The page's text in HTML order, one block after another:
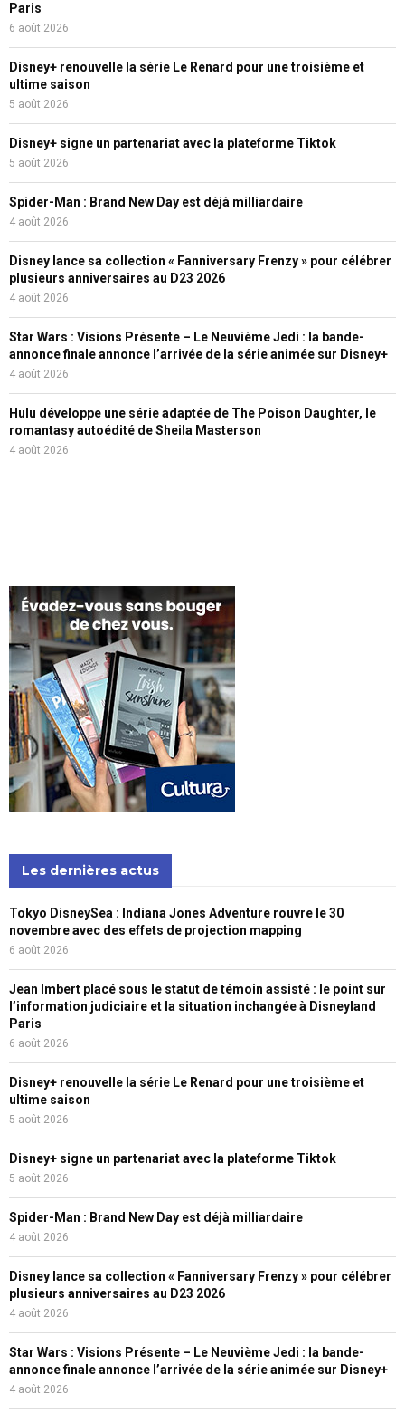
Paris
6 août 2026
Disney+ renouvelle la série Le Renard pour une troisième et
ultime saison
5 août 2026
Disney+ signe un partenariat avec la plateforme Tiktok
5 août 2026
Spider-Man : Brand New Day est déjà milliardaire
4 août 2026
Disney lance sa collection « Fanniversary Frenzy » pour célébrer
plusieurs anniversaires au D23 2026
4 août 2026
Star Wars : Visions Présente – Le Neuvième Jedi : la bande-
annonce finale annonce l’arrivée de la série animée sur Disney+
4 août 2026
Hulu développe une série adaptée de The Poison Daughter, le
romantasy autoédité de Sheila Masterson
4 août 2026
Les dernières actus
Tokyo DisneySea : Indiana Jones Adventure rouvre le 30
novembre avec des effets de projection mapping
6 août 2026
Jean Imbert placé sous le statut de témoin assisté : le point sur
l’information judiciaire et la situation inchangée à Disneyland
Paris
6 août 2026
Disney+ renouvelle la série Le Renard pour une troisième et
ultime saison
5 août 2026
Disney+ signe un partenariat avec la plateforme Tiktok
5 août 2026
Spider-Man : Brand New Day est déjà milliardaire
4 août 2026
Disney lance sa collection « Fanniversary Frenzy » pour célébrer
plusieurs anniversaires au D23 2026
4 août 2026
Star Wars : Visions Présente – Le Neuvième Jedi : la bande-
annonce finale annonce l’arrivée de la série animée sur Disney+
4 août 2026